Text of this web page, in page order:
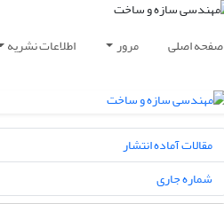
صفحه اصلی مرور اطلاعات نشریه
مقالات آماده انتشار
شماره جاری